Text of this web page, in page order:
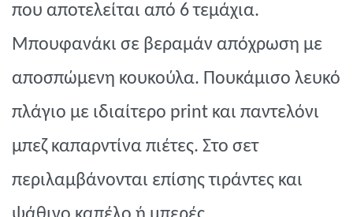
που αποτελείται από 6 τεμάχια.
Μπουφανάκι σε βεραμάν απόχρωση με
αποσπώμενη κουκούλα. Πουκάμισο λευκό
πλάγιο με ιδιαίτερο print και παντελόνι
μπεζ καπαρντίνα πιέτες. Στο σετ
περιλαμβάνονται επίσης τιράντες και